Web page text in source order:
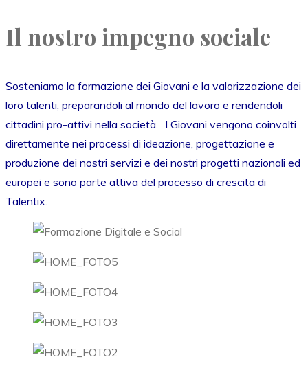
Il nostro impegno sociale
Sosteniamo la formazione dei Giovani e la valorizzazione dei
loro talenti, preparandoli al mondo del lavoro e rendendoli
cittadini pro-attivi nella società. I Giovani vengono coinvolti
direttamente nei processi di ideazione, progettazione e
produzione dei nostri servizi e dei nostri progetti nazionali ed
europei e sono parte attiva del processo di crescita di
Talentix.